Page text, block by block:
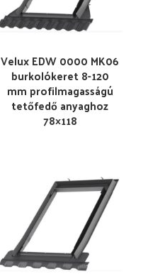
Velux EDW 0000 MK06
burkolókeret 8-120
mm profilmagasságú
tetőfedő anyaghoz
78×118